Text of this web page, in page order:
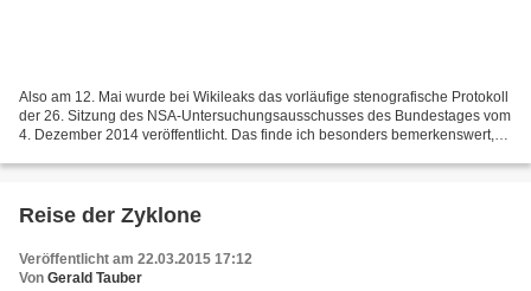
Also am 12. Mai wurde bei Wikileaks das vorläufige stenografische Protokoll
der 26. Sitzung des NSA-Untersuchungsausschusses des Bundestages vom
4. Dezember 2014 veröffentlicht. Das finde ich besonders bemerkenswert,
Reise der Zyklone
Veröffentlicht am 22.03.2015 17:12
Von Gerald Tauber